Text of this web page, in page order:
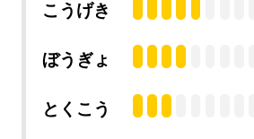
こうげき
ぼうぎょ
とくこう